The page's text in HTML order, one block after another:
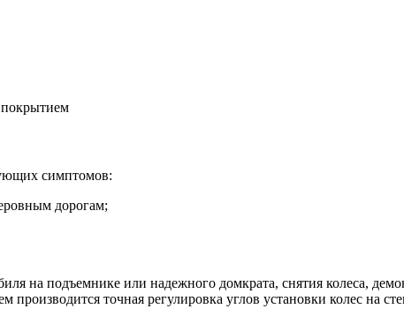
покрытием
симптомов:
дорогам;
на подъемнике или надежного домкрата, снятия колеса,
производится точная регулировка углов установки колес на